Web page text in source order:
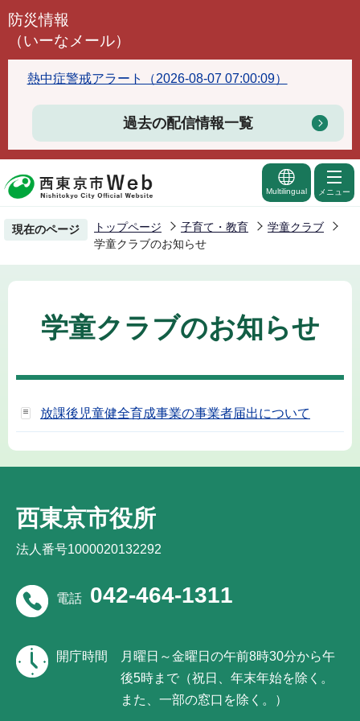
こ
頭
で
防災情報
（いーなメール）
熱中症警戒アラート（2026-08-07 07:00:09）
過去の配信情報一覧
Multilingual メニュー
現在のページ トップページ 子育て・教育
学童クラブ
学童クラブのお知らせ
学童クラブのお知らせ
放課後児童健全育成事業の事業者届出について
西東京市役所
法人番号1000020132292
電話 042-464-1311
開庁時間
月曜日～金曜日の午前8時30分から午
後5時まで（祝日、年末年始を除く。
また、一部の窓口を除く。）